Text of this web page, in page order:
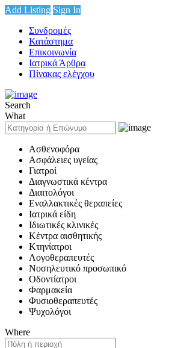
Add Listing Sign In
Συνδρομές
Κατάστημα
Επικοινωνία
Ιατρικά Άρθρα
Πίνακας ελέγχου
Search
What
Ασθενοφόρα
Ασφάλειες υγείας
Γιατροί
Διαγνωστικά κέντρα
Διαιτολόγοι
Εναλλακτικές θεραπείες
Ιατρικά είδη
Ιδιωτικές κλινικές
Κέντρα αισθητικής
Κτηνίατροι
Λογοθεραπευτές
Νοσηλευτικό προσωπικό
Οδοντίατροι
Φαρμακεία
Φυσιοθεραπευτές
Ψυχολόγοι
Where